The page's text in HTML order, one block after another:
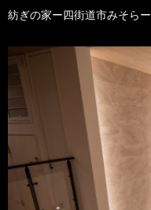
紡ぎの家ー四街道市みそらー